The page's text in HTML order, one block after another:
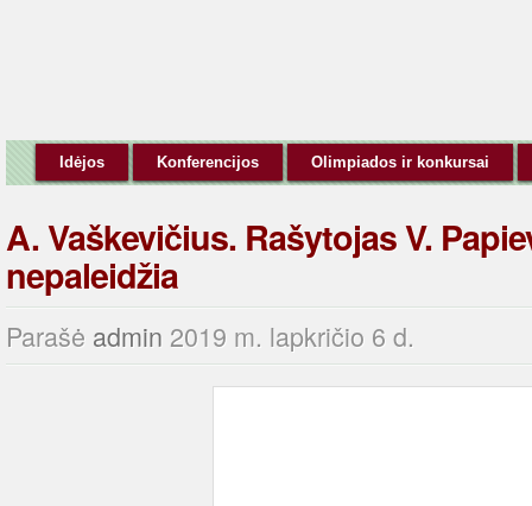
Idėjos Konferencijos Olimpiados ir konkursai
A. Vaškevičius. Rašytojas V.
nepaleidžia
Parašė admin 2019 m. lapkričio 6 d.